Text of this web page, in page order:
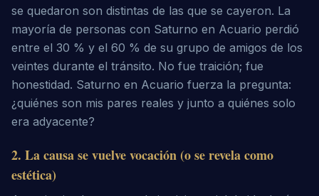
se quedaron son distintas de las que se cayeron. La
mayoría de personas con Saturno en Acuario perdió
entre el 30 % y el 60 % de su grupo de amigos de los
veintes durante el tránsito. No fue traición; fue
honestidad. Saturno en Acuario fuerza la pregunta:
¿quiénes son mis pares reales y junto a quiénes solo
era adyacente?
2. La causa se vuelve vocación (o se revela como
estética)